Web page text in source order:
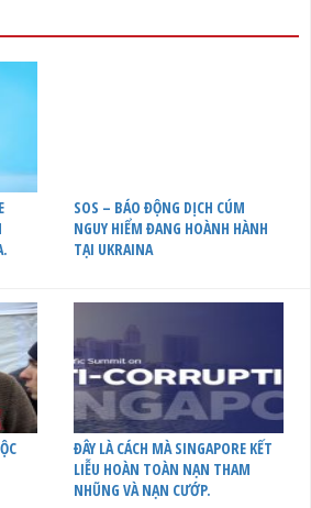
SOS – BÁO ĐỘNG DỊCH CÚM
NGUY HIỂM ĐANG HOÀNH HÀNH
TẠI UKRAINA
ĐÂY LÀ CÁCH MÀ SINGAPORE KẾT
LIỄU HOÀN TOÀN NẠN THAM
NHŨNG VÀ NẠN CƯỚP.